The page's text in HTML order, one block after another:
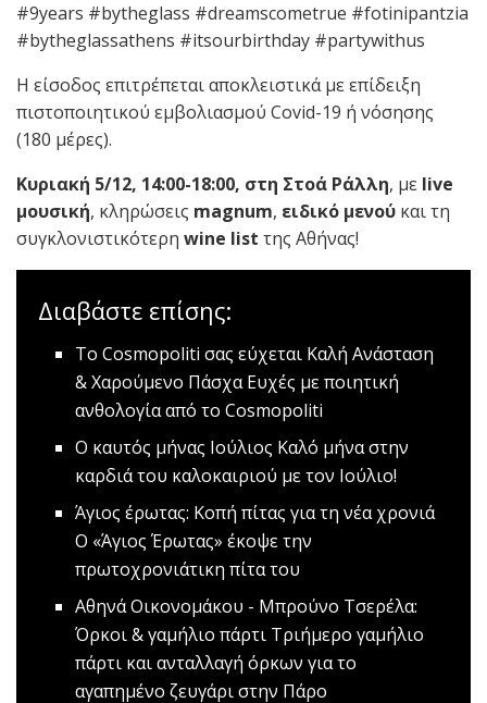
#9years #bytheglass #dreamscometrue #fotinipantzia
#bytheglassathens #itsourbirthday #partywithus
Η είσοδος επιτρέπεται αποκλειστικά με επίδειξη
πιστοποιητικού εμβολιασμού Covid-19 ή νόσησης
(180 μέρες).
Κυριακή 5/12, 14:00-18:00, στη Στοά Ράλλη, με live
μουσική, κληρώσεις magnum, ειδικό μενού και τη
συγκλονιστικότερη wine list της Αθήνας!
Διαβάστε επίσης:
Το Cosmopoliti σας εύχεται Kαλή Ανάσταση
& Χαρούμενο ΠάσχαΕυχές με ποιητική
ανθολογία από το Cosmopoliti
O καυτός μήνας Ιούλιος Καλό μήνα στην
καρδιά του καλοκαιριού με τον Ιούλιο!
Άγιος έρωτας: Κοπή πίτας για τη νέα χρονιά
Ο «Άγιος Έρωτας» έκοψε την
πρωτοχρονιάτικη πίτα του
Αθηνά Οικονομάκου - Μπρούνο Τσερέλα:
Όρκοι & γαμήλιο πάρτι Τριήμερο γαμήλιο
πάρτι και ανταλλαγή όρκων για το
αγαπημένο ζευγάρι στην Πάρο